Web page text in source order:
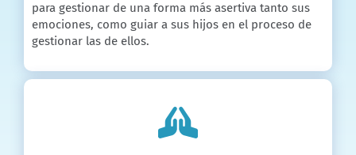
para gestionar de una forma más asertiva tanto sus
emociones, como guiar a sus hijos en el proceso de
gestionar las de ellos.